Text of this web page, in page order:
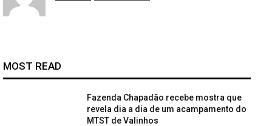
MOST READ
Fazenda Chapadão recebe mostra que
revela dia a dia de um acampamento do
MTST de Valinhos